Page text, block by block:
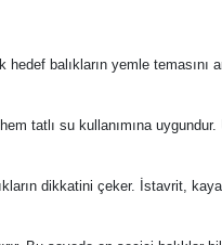
balıkların yemle temasını
su kullanımına uygundur.
dikkatini çeker. İstavrit,